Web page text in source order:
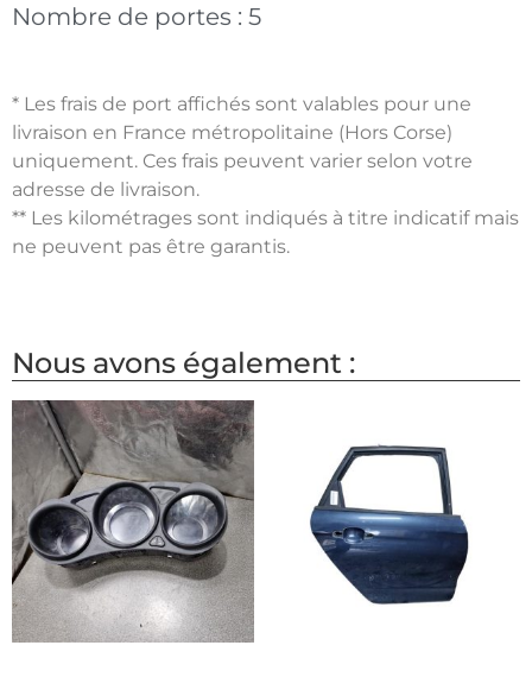
Nombre de portes : 5
* Les frais de port affichés sont valables pour une
livraison en France métropolitaine (Hors Corse)
uniquement. Ces frais peuvent varier selon votre
adresse de livraison.
** Les kilométrages sont indiqués à titre indicatif mais
ne peuvent pas être garantis.
Nous avons également :